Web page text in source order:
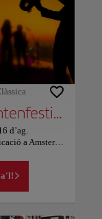
Grachtenfestival
d’ag.
Veure ubicació a Amsterdam